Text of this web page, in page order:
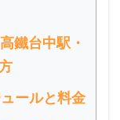
鐵台中駅・
ールと料金